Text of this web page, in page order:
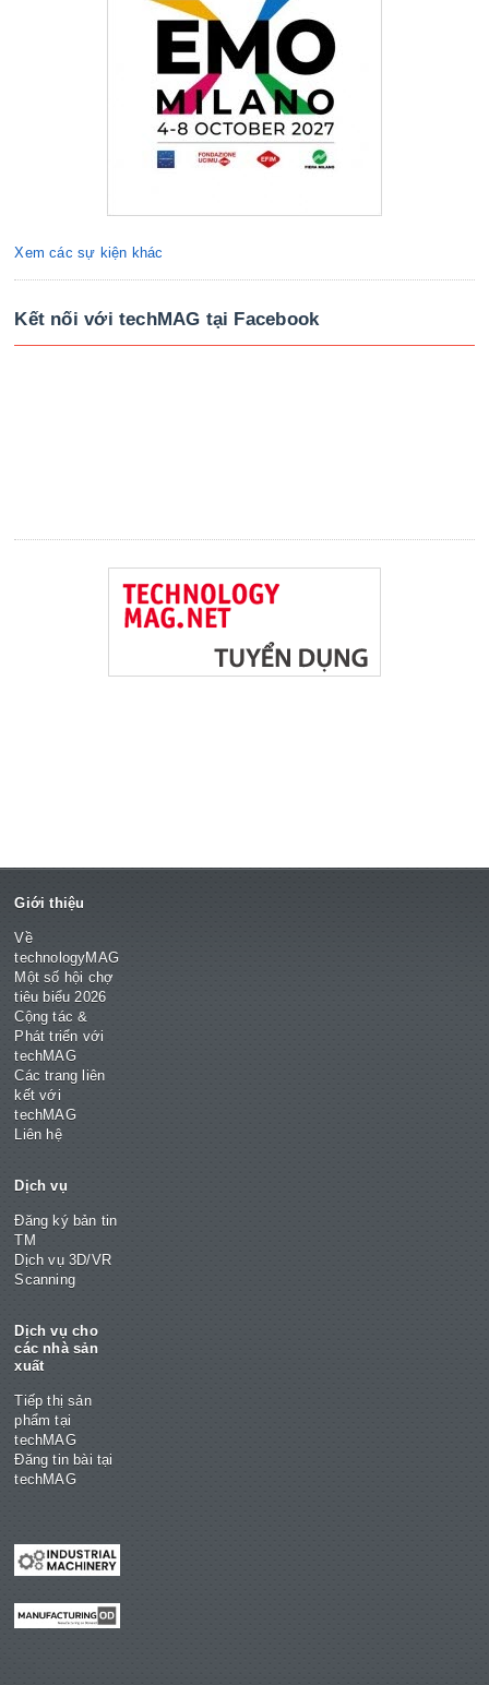
Xem các sự kiện khác
Kết nối với techMAG tại Facebook
Giới thiệu
Về
technologyMAG
Một số hội chợ
tiêu biểu 2026
Cộng tác &
Phát triển với
techMAG
Các trang liên
kết với
techMAG
Liên hệ
Dịch vụ
Đăng ký bản tin
TM
Dịch vụ 3D/VR
Scanning
Dịch vụ cho
các nhà sản
xuất
Tiếp thị sản
phẩm tại
techMAG
Đăng tin bài tại
techMAG